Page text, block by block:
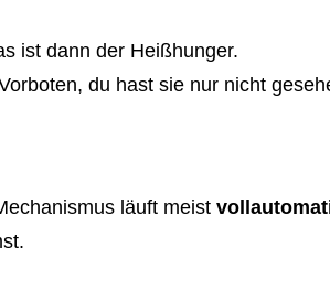
ist dann der Heißhunger.
du hast sie nur nicht
läuft meist